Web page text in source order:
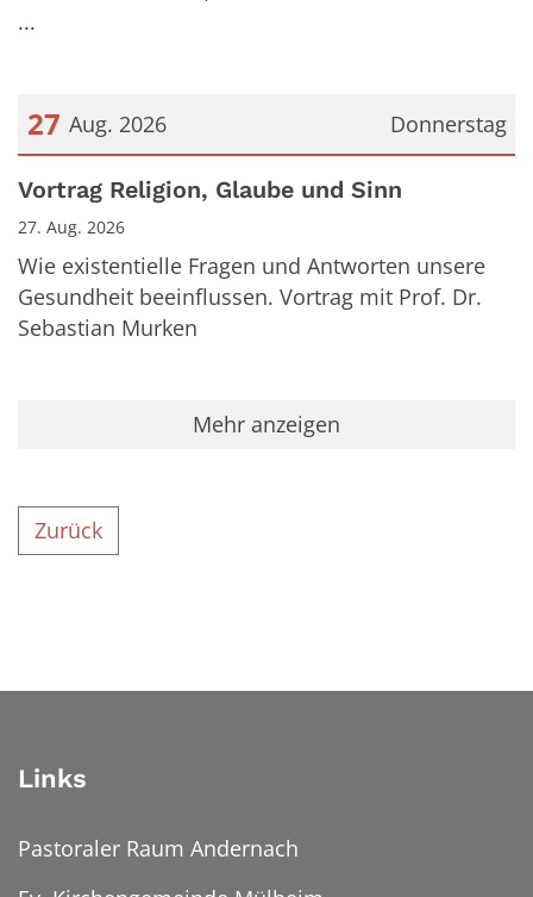
...
Donnerstag
27 Aug. 2026
Datum: 27. August 2026
Vortrag Religion, Glaube und Sinn
27. Aug. 2026
Wie existentielle Fragen und Antworten unsere
Gesundheit beeinflussen. Vortrag mit Prof. Dr.
Sebastian Murken
Mehr anzeigen
Zurück
Links
Pastoraler Raum Andernach